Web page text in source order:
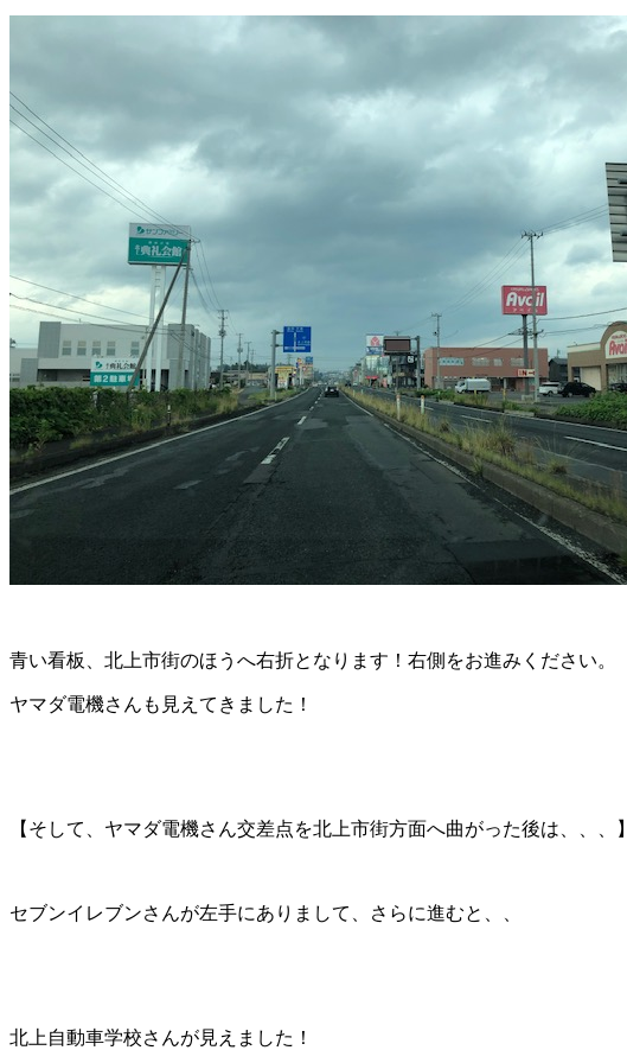
青い看板、北上市街のほうへ右折となります！右側をお進みください。
ヤマダ電機さんも見えてきました！
【そして、ヤマダ電機さん交差点を北上市街方面へ曲がった後は、、、】
セブンイレブンさんが左手にありまして、さらに進むと、、
北上自動車学校さんが見えました！